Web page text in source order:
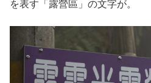
を表す「露營區」の文字が。